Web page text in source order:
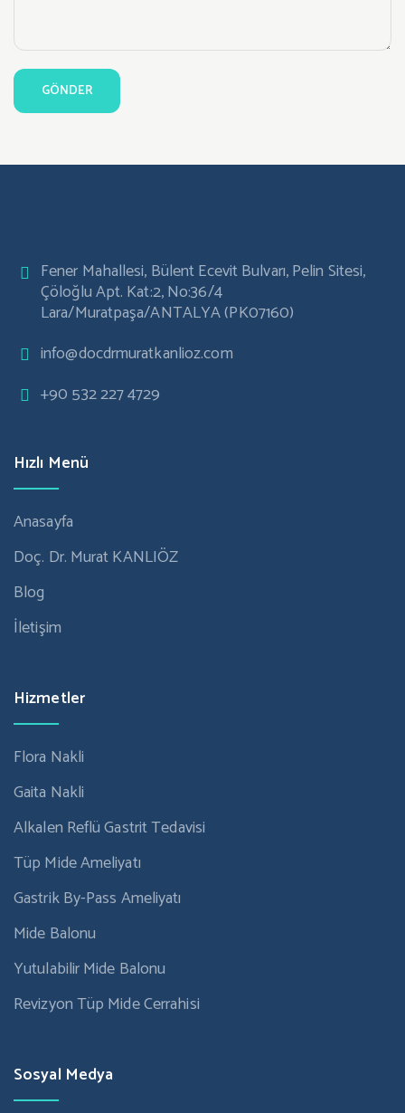
Fener Mahallesi, Bülent Ecevit Bulvarı, Pelin Sitesi,
Çöloğlu Apt. Kat:2, No:36/4
Lara/Muratpaşa/ANTALYA (PK07160)
info@docdrmuratkanlioz.com
+90 532 227 4729
Hızlı Menü
Anasayfa
Doç. Dr. Murat KANLIÖZ
Blog
İletişim
Hizmetler
Flora Nakli
Gaita Nakli
Alkalen Reflü Gastrit Tedavisi
Tüp Mide Ameliyatı
Gastrik By-Pass Ameliyatı
Mide Balonu
Yutulabilir Mide Balonu
Revizyon Tüp Mide Cerrahisi
Sosyal Medya